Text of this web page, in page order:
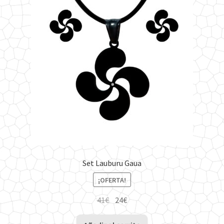
Set Lauburu Gaua
¡OFERTA!
41€ El
precio
24€El
precio